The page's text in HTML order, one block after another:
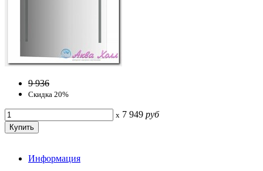
9 936
Скидка 20%
x 7 949 руб
Информация